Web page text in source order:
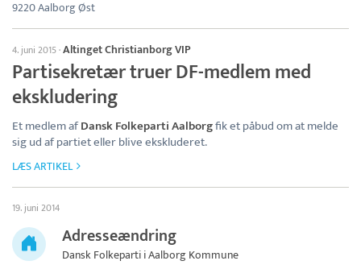
9220 Aalborg Øst
4. juni 2015·Altinget Christianborg VIP
Partisekretær truer DF-medlem med
ekskludering
Et medlem afDansk Folkeparti Aalborgfik et påbud om at melde
sig ud af partiet eller blive ekskluderet.
LÆS ARTIKEL
19. juni 2014
Adresseændring
Dansk Folkeparti i Aalborg Kommune